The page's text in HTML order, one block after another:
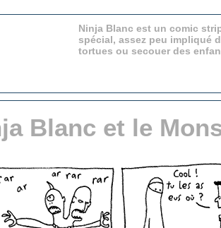
Ninja Blanc est un comic
spécial, assez peu impliqué
tortues ou secouer des
Blanc et le